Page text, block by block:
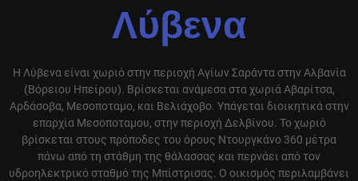
Λύβενα
Η Λύβενα είναι χωριό στην περιοχή Αγίων Σαράντα στην Αλβανία
(Βόρειου Ηπείρου). Βρίσκεται ανάμεσα στα χωριά Αβαρίτσα,
Αρδάσοβα, Μεσοποταμο, και Βελιάχοβο. Υπάγεται διοικητικά στην
επαρχία Μεσοποταμου, στην περιοχή Δελβίνου. Το χωριό
βρίσκεται στους πρόποδες του όρους Ντουργκάνο 360 μέτρα
πάνω από τη στάθμη της θάλασσας και περνάει από τον
υδροηλεκτρικό σταθμό της Μπίστρισας. Ο οικισμός περιλαμβάνει